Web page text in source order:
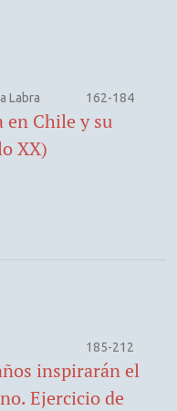
Labra 162-184
Chile y su
XX)
185-212
inspirarán el
Ejercicio de